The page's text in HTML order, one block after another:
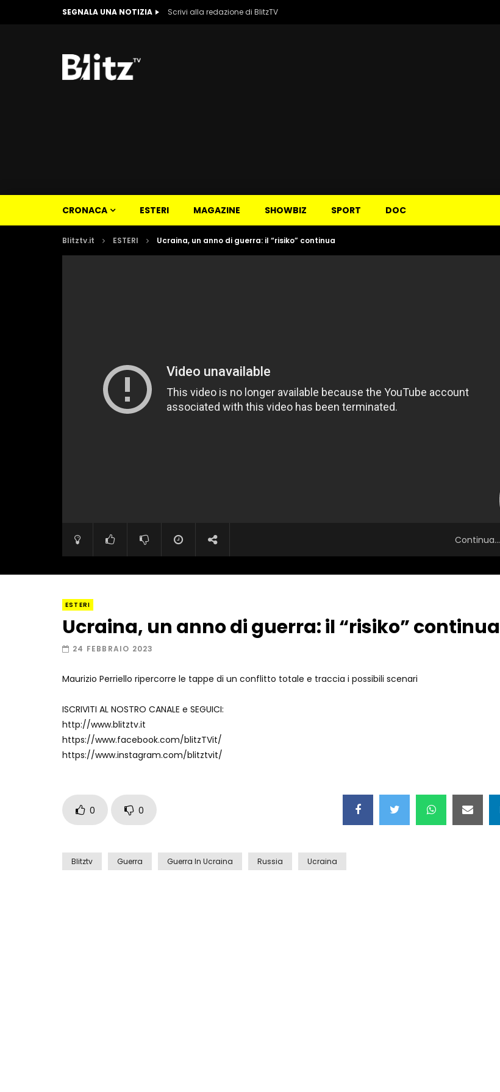
SEGNALA UNA NOTIZIA Scrivi alla redazione di BlitzTV
CRONACA ESTERI MAGAZINE SHOWBIZ SPORT DOC
Blitztv.it ESTERI Ucraina, un anno di guerra: il “risiko” continua
Continua...
ESTERI
Ucraina, un anno di guerra: il “risiko” continua
24 FEBBRAIO 2023
Maurizio Perriello ripercorre le tappe di un conflitto totale e traccia i possibili scenari
ISCRIVITI AL NOSTRO CANALE e SEGUICI:
http://www.blitztv.it
https://www.facebook.com/blitzTVit/
https://www.instagram.com/blitztvit/
0 0
Blitztv Guerra Guerra In Ucraina Russia Ucraina